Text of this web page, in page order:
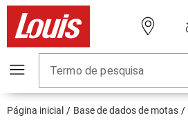
Termo de pesquisa
Página inicial Base de dados de motas